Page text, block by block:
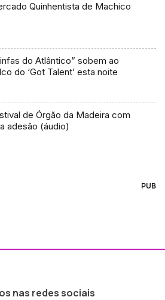
Quinhentista de Machico
do Atlântico” sobem ao
do ‘Got Talent’ esta noite
de Órgão da Madeira com
adesão (áudio)
PUB
nas redes sociais